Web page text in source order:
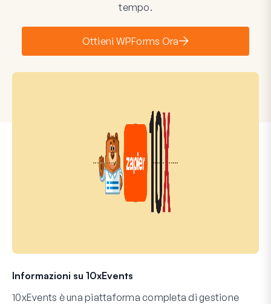
tempo.
Ottieni WPForms Ora
Informazioni su 10xEvents
10xEvents è una piattaforma completa di gestione